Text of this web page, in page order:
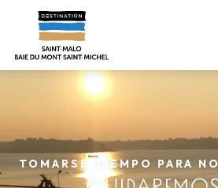
contenu
principal
TOMARSE TIEMPO PARA